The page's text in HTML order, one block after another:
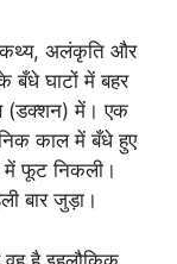
कथ्य, अलंकृति और
बँधे घाटों में बहर
(डक्शन) में। एक
काल में बँधे हुए
में फूट निकली।
बार जुड़ा।